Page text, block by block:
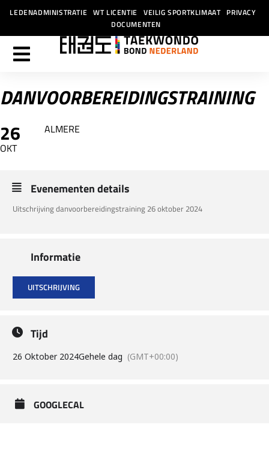
LEDENADMINISTRATIE WT LICENTIE VEILIG SPORTKLIMAAT PRIVACY
DOCUMENTEN
DANVOORBEREIDINGSTRAINING
26
OKT
ALMERE
Evenementen details
Uitschrijving danvoorbereidingstraining 26 oktober 2024
Informatie
UITSCHRIJVING
Tijd
26 Oktober 2024Gehele dag (GMT+00:00)
GOOGLECAL